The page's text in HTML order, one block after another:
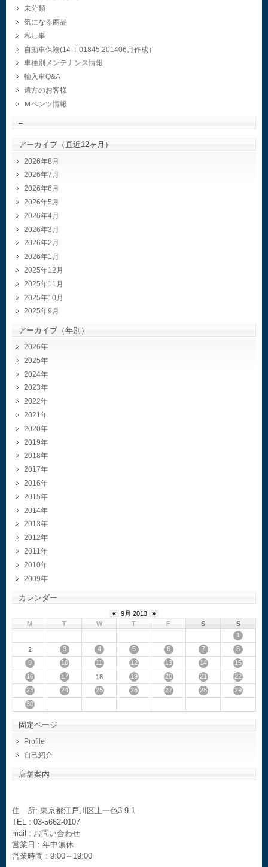
未分類
気になる商品
私し事
自動車保険(14-T-01845.201406月作成）
車種別メンテナンス情報
輸入車Q&A
遠方のお客様
Ｍベンツ情報
–
アーカイブ（直近12ヶ月）
2026年8月
2026年7月
2026年6月
2026年5月
2026年4月
2026年3月
2026年2月
2026年1月
2025年12月
2025年11月
2025年10月
2025年9月
アーカイブ（年別）
2026
2025
2024
2023
2022
2021
2020
2019
2018
2017
2016
2015
2014
2013
2012
2011
2010
2009
カレンダー
« 9月 2013
»
M
T W T F S
S
1
2
3 4 5 6 7
8
9
10 11 12 13 14
15
16
17 18 19 20 21
22
23
24 25 26 27 28
29
30
固定ページ
Profile
自己紹介
店舗案内
住 所: 東京都江戸川区上一色3-9-1
TEL : 03-5662-0107
mail : お問い合わせ
営業日 : 年中無休
営業時間 : 9:00～19:00